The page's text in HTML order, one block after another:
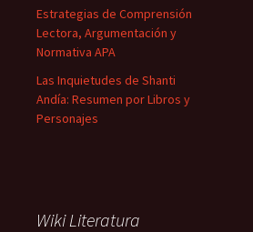
Estrategias de Comprensión
Lectora, Argumentación y
Normativa APA
Las Inquietudes de Shanti
Andía: Resumen por Libros y
Personajes
Wiki Literatura